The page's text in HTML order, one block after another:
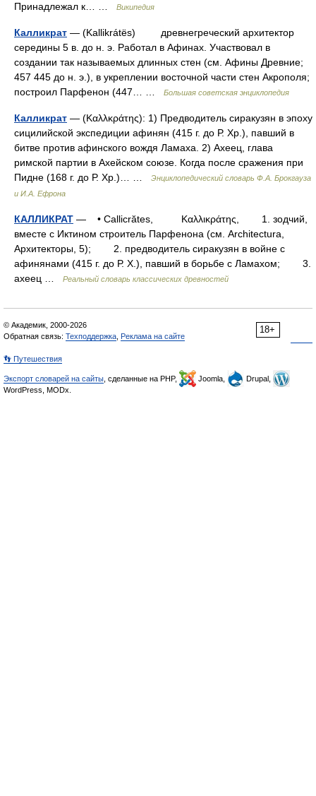
Принадлежал к… …
Википедия
Калликрат — (Kallikrátёs) древнегреческий архитектор
середины 5 в. до н. э. Работал в Афинах. Участвовал в
создании так называемых длинных стен (см. Афины Древние;
457 445 до н. э.), в укреплении восточной части стен Акрополя;
построил Парфенон (447… …
Большая советская энциклопедия
Калликрат — (Καλλκράτης): 1) Предводитель сиракузян в эпоху
сицилийской экспедиции афинян (415 г. до Р. Хр.), павший в
битве против афинского вождя Ламаха. 2) Ахеец, глава
римской партии в Ахейском союзе. Когда после сражения при
Пидне (168 г. до Р. Хр.)… …
Энциклопедический словарь Ф.А. Брокгауза
и И.А. Ефрона
КАЛЛИКРАТ — • Callicrătes, Καλλικράτης, 1. зодчий,
вместе с Иктином строитель Парфенона (см. Architectura,
Архитекторы, 5); 2. предводитель сиракузян в войне с
афинянами (415 г. до Р. X.), павший в борьбе с Ламахом; 3.
ахеец …
Реальный словарь классических древностей
18+
© Академик, 2000-2026
Обратная связь: Техподдержка Реклама на сайте
👣 Путешествия
Экспорт словарей на сайты , сделанные на PHP, Joomla,
Drupal,
WordPress, MODx.